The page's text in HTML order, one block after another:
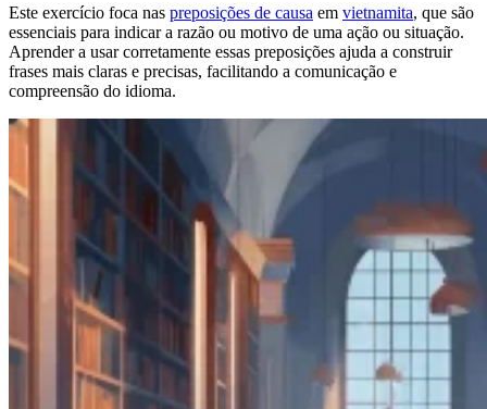
Este exercício foca nas preposições de causa em vietnamita, que são
essenciais para indicar a razão ou motivo de uma ação ou situação.
Aprender a usar corretamente essas preposições ajuda a construir
frases mais claras e precisas, facilitando a comunicação e
compreensão do idioma.